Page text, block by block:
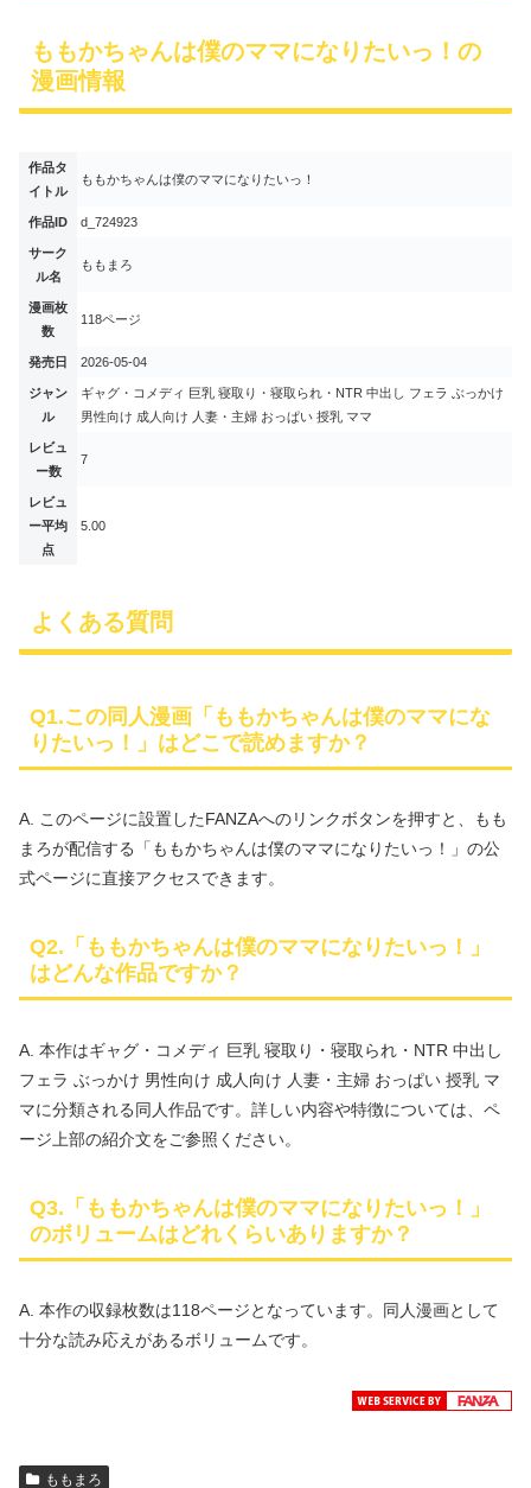
ももかちゃんは僕のママになりたいっ！の
漫画情報
作品タ
イトル
ももかちゃんは僕のママになりたいっ！
作品ID d_724923
サーク
ル名
ももまろ
漫画枚
数
118ページ
発売日 2026-05-04
ジャン
ル
ギャグ・コメディ 巨乳 寝取り・寝取られ・NTR 中出し フェラ ぶっかけ
男性向け 成人向け 人妻・主婦 おっぱい 授乳 ママ
レビュ
ー数
7
レビュ
ー平均
点
5.00
よくある質問
Q1.この同人漫画「ももかちゃんは僕のママにな
りたいっ！」はどこで読めますか？
A. このページに設置したFANZAへのリンクボタンを押すと、もも
まろが配信する「ももかちゃんは僕のママになりたいっ！」の公
式ページに直接アクセスできます。
Q2.「ももかちゃんは僕のママになりたいっ！」
はどんな作品ですか？
A. 本作はギャグ・コメディ 巨乳 寝取り・寝取られ・NTR 中出し
フェラ ぶっかけ 男性向け 成人向け 人妻・主婦 おっぱい 授乳 マ
マに分類される同人作品です。詳しい内容や特徴については、ペ
ージ上部の紹介文をご参照ください。
Q3.「ももかちゃんは僕のママになりたいっ！」
のボリュームはどれくらいありますか？
A. 本作の収録枚数は118ページとなっています。同人漫画として
十分な読み応えがあるボリュームです。
ももまろ